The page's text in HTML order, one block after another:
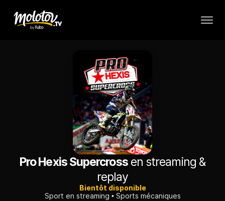
Pro Hexis Supercrossen streaming &
replay
Bientôt disponible
Sport en streaming
Sports mécaniques